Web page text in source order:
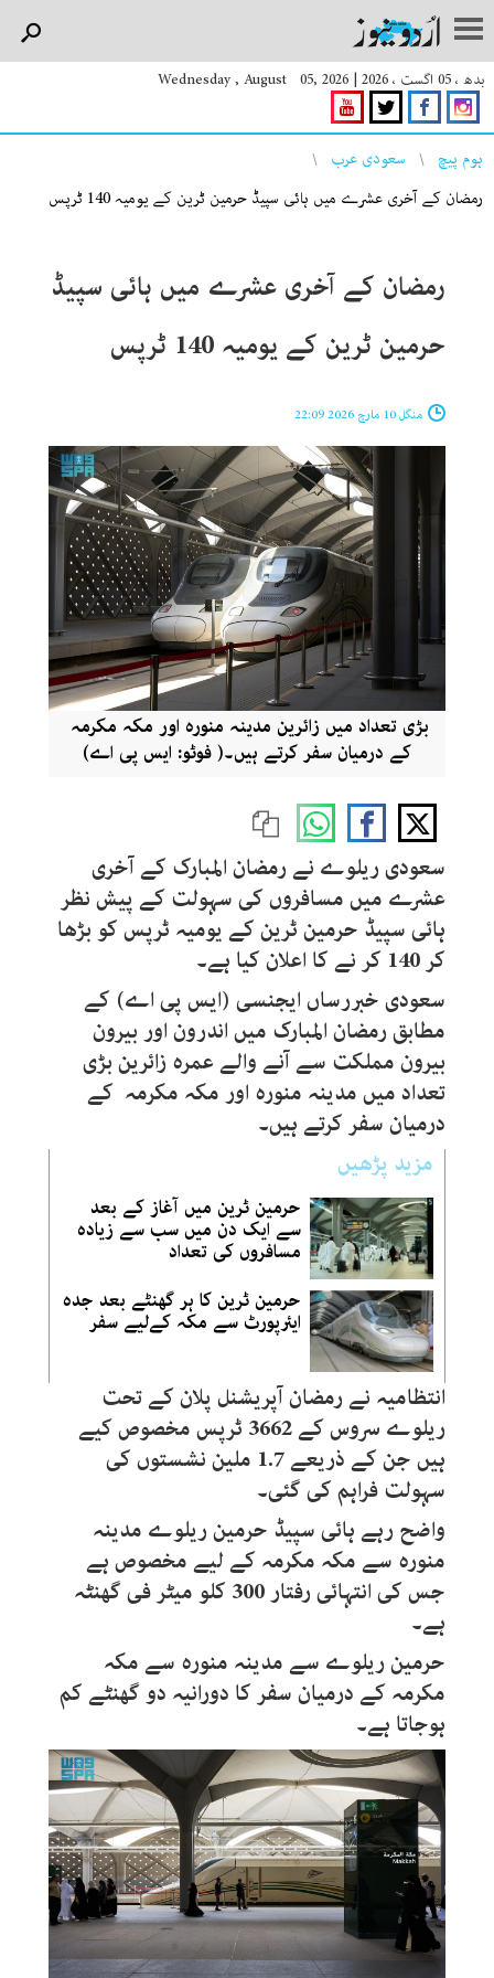
بدھ ، 05 اگست ، 2026 |
Wednesday , August 05, 2026
You are here
ہوم پیچ
سعودی عرب
رمضان کے آخری عشرے میں ہائی سپیڈ حرمین ٹرین کے یومیہ 140 ٹرپس
رمضان کے آخری عشرے میں ہائی سپیڈ
حرمین ٹرین کے یومیہ 140 ٹرپس
منگل 10 مارچ 2026 22:09
بڑی تعداد میں زائرین مدینہ منورہ اور مکہ مکرمہ
کے درمیان سفر کرتے ہیں۔( فوٹو: ایس پی اے)
سعودی ریلوے نے رمضان المبارک کے آخری
عشرے میں مسافروں کی سہولت کے پیش نظر
ہائی سپیڈ حرمین ٹرین کے یومیہ ٹرپس کو بڑھا
کر 140 کر نے کا اعلان کیا ہے۔
سعودی خبررساں ایجنسی (ایس پی اے) کے
مطابق رمضان المبارک میں اندرون اور بیرون
بیرون مملکت سے آنے والے عمرہ زائرین بڑی
تعداد میں مدینہ منورہ اور مکہ مکرمہ کے
درمیان سفر کرتے ہیں۔
مزید پڑھیں
حرمین ٹرین میں آغاز کے بعد
سے ایک دن میں سب سے زیادہ
مسافروں کی تعداد
حرمین ٹرین کا ہر گھنٹے بعد جدہ
ایئرپورٹ سے مکہ کےلیے سفر
انتظامیہ نے رمضان آپریشنل پلان کے تحت
ریلوے سروس کے 3662 ٹرپس مخصوص کیے
ہیں جن کے ذریعے 1.7 ملین نشستوں کی
سہولت فراہم کی گئی۔
واضح رہے ہائی سپیڈ حرمین ریلوے مدینہ
منورہ سے مکہ مکرمہ کے لیے مخصوص ہے
جس کی انتہائی رفتار 300 کلو میٹر فی گھنٹہ
ہے۔
حرمین ریلوے سے مدینہ منورہ سے مکہ
مکرمہ کے درمیان سفر کا دورانیہ دو گھنٹے کم
ہوجاتا ہے۔